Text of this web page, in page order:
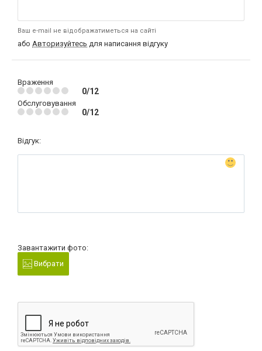
Ваш e-mail не відображатиметься на сайті
або Авторизуйтесь для написання відгуку
Враження
0/12
Обслуговування
0/12
Відгук:
Завантажити фото:
Вибрати